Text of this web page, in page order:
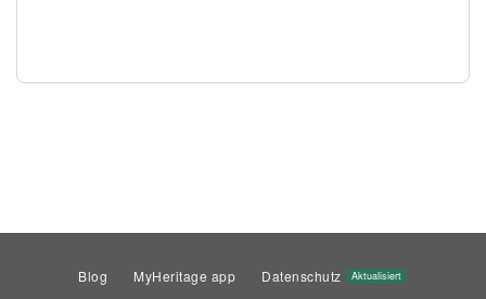
Blog MyHeritage app Datenschutz Aktualisiert